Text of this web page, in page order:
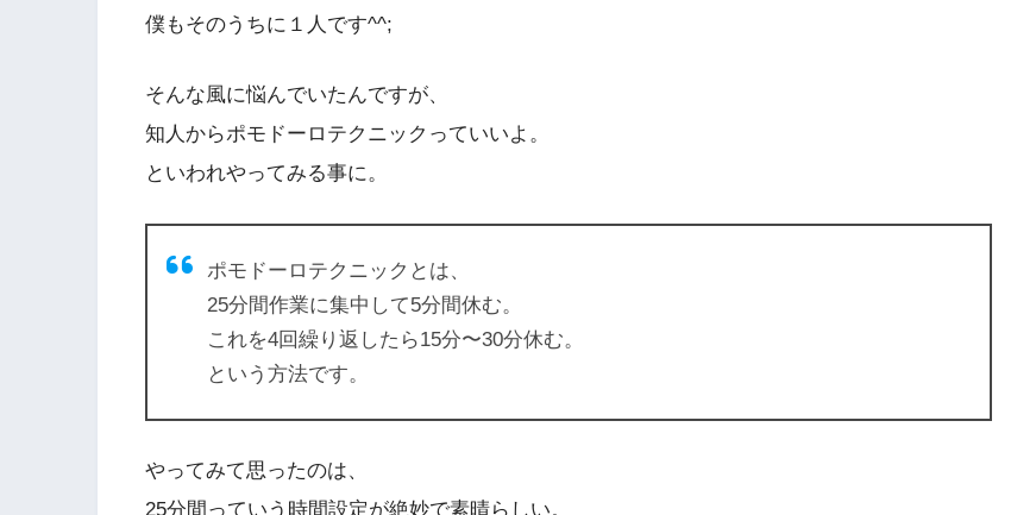
僕もそのうちに１人です^^;
そんな風に悩んでいたんですが、
知人からポモドーロテクニックっていいよ。
といわれやってみる事に。
ポモドーロテクニックとは、
25分間作業に集中して5分間休む。
これを4回繰り返したら15分〜30分休む。
という方法です。
やってみて思ったのは、
25分間っていう時間設定が絶妙で素晴らしい。